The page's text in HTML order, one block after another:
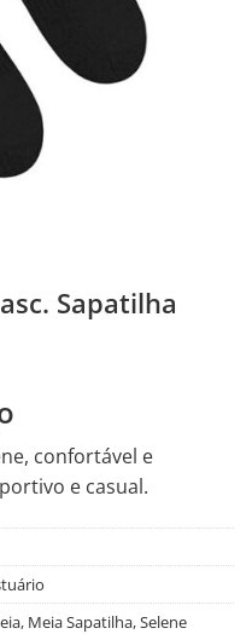
Sapatilha
confortável e
e casual.
, Meia Sapatilha,Selene